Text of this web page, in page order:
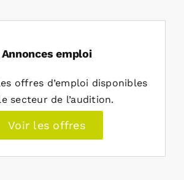
Annonces emploi
offres d’emploi disponibles
secteur de l’audition.
Voir les offres